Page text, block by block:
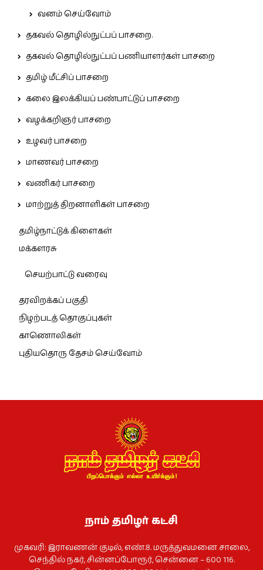
வனம் செய்வோம்
தகவல் தொழில்நுட்பப் பாசறை.
தகவல் தொழில்நுட்பப் பணியாளர்கள் பாசறை
தமிழ் மீட்சிப் பாசறை
கலை இலக்கியப் பண்பாட்டுப் பாசறை
வழக்கறிஞர் பாசறை
உழவர் பாசறை
மாணவர் பாசறை
வணிகர் பாசறை
மாற்றுத் திறனாளிகள் பாசறை
தமிழ்நாட்டுக் கிளைகள்
மக்களரசு
செயற்பாட்டு வரைவு
தரவிறக்கப் பகுதி
நிழற்படத் தொகுப்புகள்
காணொலிகள்
புதியதொரு தேசம் செய்வோம்
நாம் தமிழர் கட்சி
முகவரி: இராவணன் குடில், எண்.8. மருத்துவமனை சாலை,
செந்தில் நகர், சின்னப்போரூர், சென்னை – 600 116.